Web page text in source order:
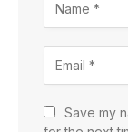
Save my